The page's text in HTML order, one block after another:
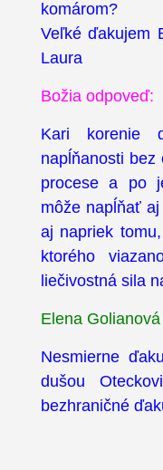
komárom?
Veľké ďakujem
Laura
Božia odpoveď:
Kari korenie
napĺňanosti bez
procese a po
môže napĺňať
aj napriek
ktorého
liečivostná sila
Elena
Nesmierne
dušou
bezhraničné